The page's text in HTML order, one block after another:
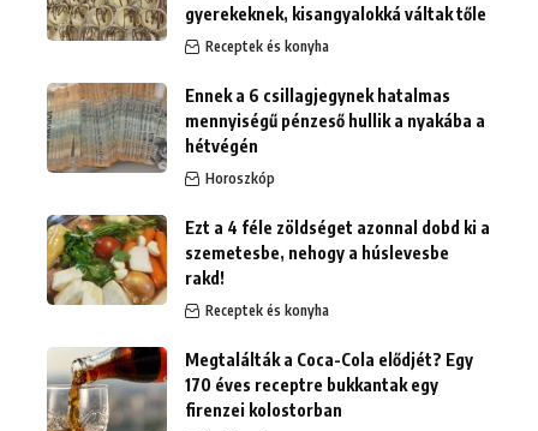
gyerekeknek, kisangyalokká váltak tőle
Receptek és konyha
Ennek a 6 csillagjegynek hatalmas
mennyiségű pénzeső hullik a nyakába a
hétvégén
Horoszkóp
Ezt a 4 féle zöldséget azonnal dobd ki a
szemetesbe, nehogy a húslevesbe
rakd!
Receptek és konyha
Megtalálták a Coca-Cola elődjét? Egy
170 éves receptre bukkantak egy
firenzei kolostorban